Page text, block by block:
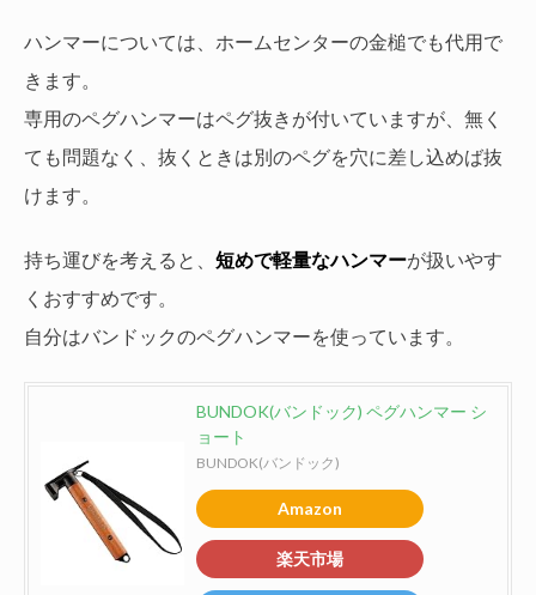
ハンマーについては、ホームセンターの金槌でも代用で
きます。
専用のペグハンマーはペグ抜きが付いていますが、無く
ても問題なく、抜くときは別のペグを穴に差し込めば抜
けます。
持ち運びを考えると、 短めで軽量なハンマーが扱いやす
くおすすめです。
自分はバンドックのペグハンマーを使っています。
BUNDOK(バンドック) ペグハンマー シ
ョート
BUNDOK(バンドック)
Amazon
楽天市場